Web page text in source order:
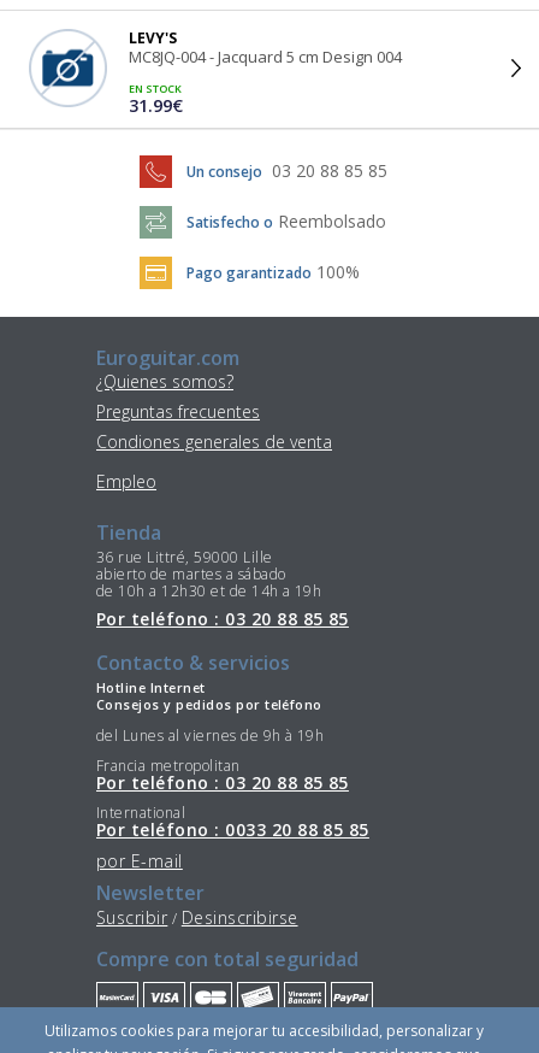
LEVY'S
MC8JQ-004 - Jacquard 5 cm Design 004
EN STOCK
31.99€
Un consejo 03 20 88 85 85
Satisfecho o Reembolsado
Pago garantizado 100%
Euroguitar.com
¿Quienes somos?
Preguntas frecuentes
Condiones generales de venta
Empleo
Tienda
36 rue Littré, 59000 Lille
abierto de martes a sábado
de 10h a 12h30 et de 14h a 19h
Por teléfono : 03 20 88 85 85
Contacto & servicios
Hotline Internet
Consejos y pedidos por teléfono
del Lunes al viernes de 9h à 19h
Francia metropolitan
Por teléfono : 03 20 88 85 85
International
Por teléfono : 0033 20 88 85 85
por E-mail
Newsletter
Suscribir / Desinscribirse
Compre con total seguridad
Utilizamos cookies para mejorar tu accesibilidad, personalizar y